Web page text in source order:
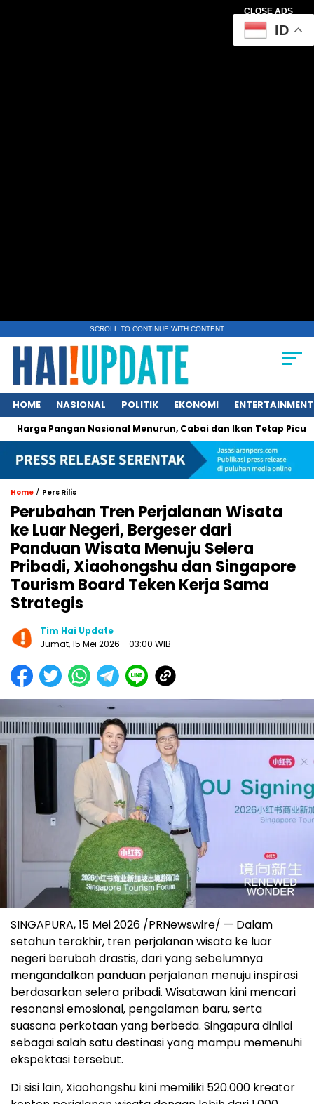
CLOSE ADS
SCROLL TO CONTINUE WITH CONTENT
HOME NASIONAL POLITIK EKONOMI ENTERTAINMENT
Nasional Menurun, Cabai dan Ikan Tetap Picu
Home / Pers Rilis
Perubahan Tren Perjalanan Wisata
ke Luar Negeri, Bergeser dari
Panduan Wisata Menuju Selera
Pribadi, Xiaohongshu dan Singapore
Tourism Board Teken Kerja Sama
Strategis
Tim Hai Update
Jumat, 15 Mei 2026 - 03:00 WIB
SINGAPURA, 15 Mei 2026 /PRNewswire/ — Dalam
setahun terakhir, tren perjalanan wisata ke luar
negeri berubah drastis, dari yang sebelumnya
mengandalkan panduan perjalanan menuju inspirasi
berdasarkan selera pribadi. Wisatawan kini mencari
resonansi emosional, pengalaman baru, serta
suasana perkotaan yang berbeda. Singapura dinilai
sebagai salah satu destinasi yang mampu memenuhi
ekspektasi tersebut.
Di sisi lain, Xiaohongshu kini memiliki 520.000 kreator
ID